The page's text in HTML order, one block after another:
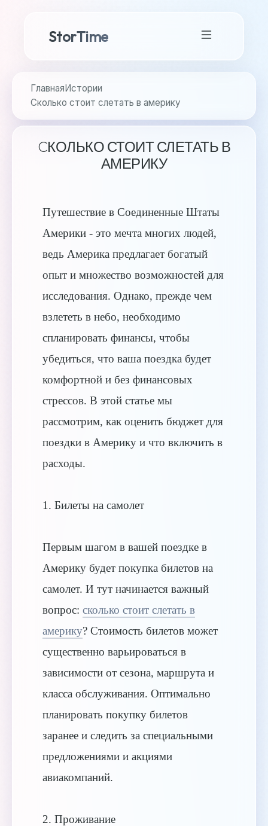
StorTime
ГлавнаяИстории
Cколько стоит слетать в америку
CКОЛЬКО СТОИТ СЛЕТАТЬ В
АМЕРИКУ
Путешествие в Соединенные Штаты
Америки - это мечта многих людей,
ведь Америка предлагает богатый
опыт и множество возможностей для
исследования. Однако, прежде чем
взлететь в небо, необходимо
спланировать финансы, чтобы
убедиться, что ваша поездка будет
комфортной и без финансовых
стрессов. В этой статье мы
рассмотрим, как оценить бюджет для
поездки в Америку и что включить в
расходы.
1. Билеты на самолет
Первым шагом в вашей поездке в
Америку будет покупка билетов на
самолет. И тут начинается важный
вопрос: сколько стоит слетать в
америку? Стоимость билетов может
существенно варьироваться в
зависимости от сезона, маршрута и
класса обслуживания. Оптимально
планировать покупку билетов
заранее и следить за специальными
предложениями и акциями
авиакомпаний.
2. Проживание